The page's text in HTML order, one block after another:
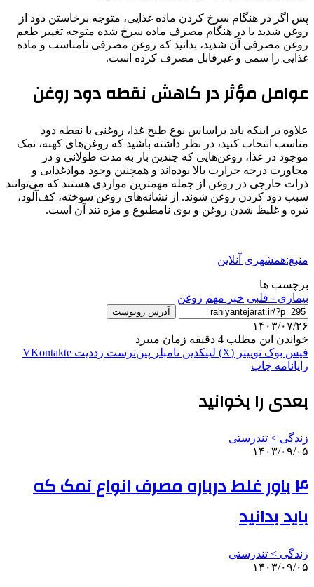
پس اگر در هنگام سرخ کردن ماده غذایی، متوجه برخاستن دود از
روغن شدید یا در هنگام مصرف ماده سرخ شده متوجه تغییر طعم
روغن مصرفی آن شدید، بدانید که روغن مصرفی نامناسب و ماده
غذایی را سمی و غیرقابل مصرف کرده است.
عوامل مؤثر در کاهش نقطه دود روغن
علاوه بر اینکه باید براساس نوع طبخ غذا، روغنی با نقطه دود
مناسب انتخاب کنید، در نظر داشته باشید که روغن‌های کهنه، نمک
موجود در غذا، روغن‌هایی که چندین بار به مدت طولانی و در
مجاورت درجه حرارت بالا بوده‌اند و همچنین وجود موادغذایی و
ذرات خارجی در روغن از جمله مهمترین مواردی هستند که می‌توانند
سبب دود کردن روغن شوند. از نشانه‌های روغن سوخته، کف‌آلود،
تیره و غلیظ شدن روغن و بوی نامطبوع و مزه تند آن است.
منبع:همشهری آنلاین
برچسب ها
بیماری - قلبی خبر مهم روغن
آدرس رونوشت
۱۴۰۳/۰۷/۲۶
خواندن این مطلب 4 دقیقه زمان میبرد
فیس بوک توییتر (X) لینکدین ‫تامبلر ‫پین‌ترست ‫رددیت ‫VKontakte
رایانامه چاپ
بعدی را بخوانید
زندگی > تندرستی
۱۴۰۳/۰۹/۰۵
۴ باور غلط درباره مصرف انواع نمک که
باید بدانید
زندگی > تندرستی
۱۴۰۳/۰۹/۰۵